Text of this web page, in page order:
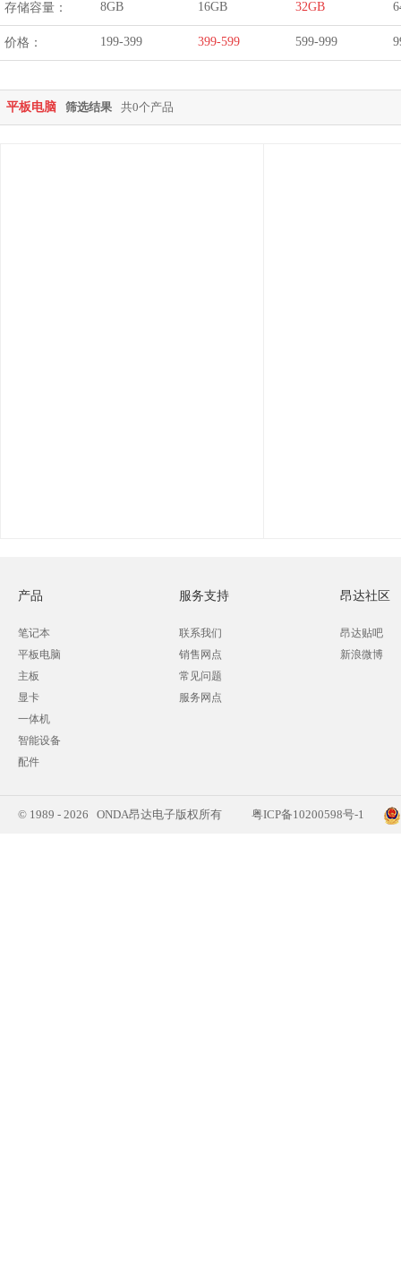
存储容量： 8GB 16GB 32GB
价格： 199-399 399-599 599-999
平板电脑 筛选结果 共0个产品
产品
笔记本
平板电脑
主板
显卡
一体机
智能设备
配件
服务支持
联系我们
销售网点
常见问题
服务网点
昂达社区
昂达贴吧
新浪微博
© 1989 - 2026 ONDA昂达电子版权所有 粤ICP备10200598号-1